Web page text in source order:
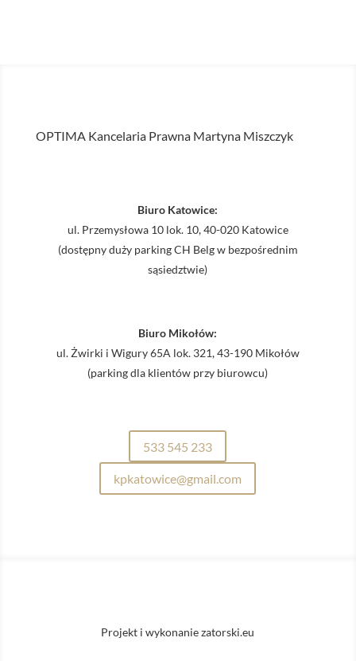
OPTIMA Kancelaria Prawna Martyna Miszczyk
Biuro Katowice:
ul. Przemysłowa 10 lok. 10, 40-020 Katowice
(dostępny duży parking CH Belg w bezpośrednim
sąsiedztwie)
Biuro Mikołów:
ul. Żwirki i Wigury 65A lok. 321, 43-190 Mikołów
(parking dla klientów przy biurowcu)
533 545 233
kpkatowice@gmail.com
Projekt i wykonanie zatorski.eu